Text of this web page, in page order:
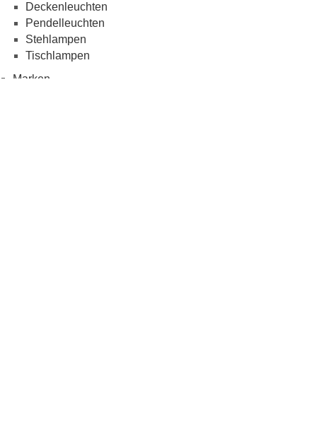
Deckenleuchten
Pendelleuchten
Stehlampen
Tischlampen
Marken